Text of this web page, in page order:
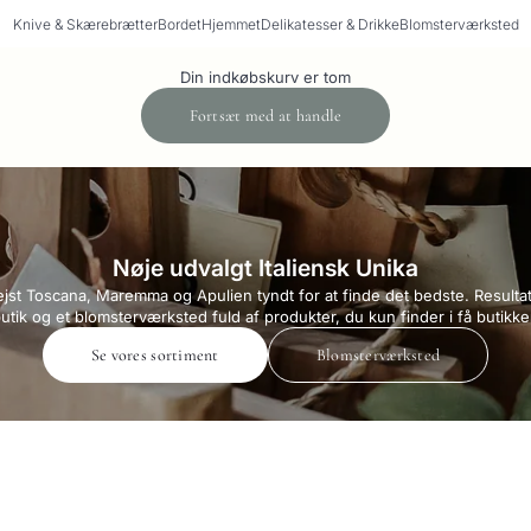
Knive & SkærebrætterBordetHjemmetDelikatesser & DrikkeBlomsterværksted
Din indkøbskurv er tom
Fortsæt med at handle
Nøje udvalgt Italiensk Unika
Toscana, Maremma og Apulien tyndt for at finde det bedste.
og et blomsterværksted fuld af produkter, du kun finder i få
Se vores sortiment Blomsterværksted